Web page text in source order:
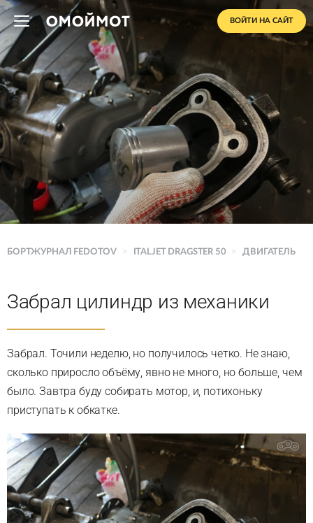
ВОЙТИ НА САЙТ
БОРТЖУРНАЛ FEDOTOV > ITALJET DRAGSTER 50 > ДВИГАТЕЛЬ
Забрал цилиндр из механики
Забрал. Точили неделю, но получилось четко. Не знаю,
сколько приросло объёму, явно не много, но больше, чем
было. Завтра буду собирать мотор, и, потихоньку
приступать к обкатке.